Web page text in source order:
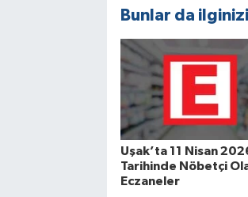
Bunlar da
Uşak’ta 11 Nisan
Tarihinde Nöbetçi
Eczaneler